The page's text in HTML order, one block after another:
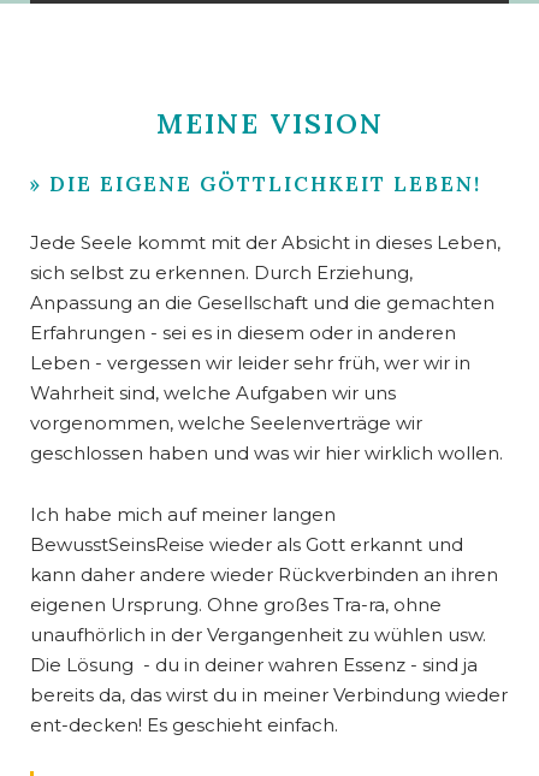
MEINE VISION
» DIE EIGENE GÖTTLICHKEIT LEBEN!
Jede Seele kommt mit der Absicht in dieses Leben,
sich selbst zu erkennen. Durch Erziehung,
Anpassung an die Gesellschaft und die gemachten
Erfahrungen - sei es in diesem oder in anderen
Leben - vergessen wir leider sehr früh, wer wir in
Wahrheit sind, welche Aufgaben wir uns
vorgenommen, welche Seelenverträge wir
geschlossen haben und was wir hier wirklich wollen.
Ich habe mich auf meiner langen
BewusstSeinsReise wieder als Gott erkannt und
kann daher andere wieder Rückverbinden an ihren
eigenen Ursprung. Ohne großes Tra-ra, ohne
unaufhörlich in der Vergangenheit zu wühlen usw.
Die Lösung - du in deiner wahren Essenz - sind ja
bereits da, das wirst du in meiner Verbindung wieder
ent-decken! Es geschieht einfach.